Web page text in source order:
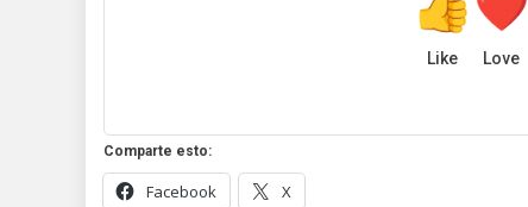
Like Love
Comparte esto:
Facebook X